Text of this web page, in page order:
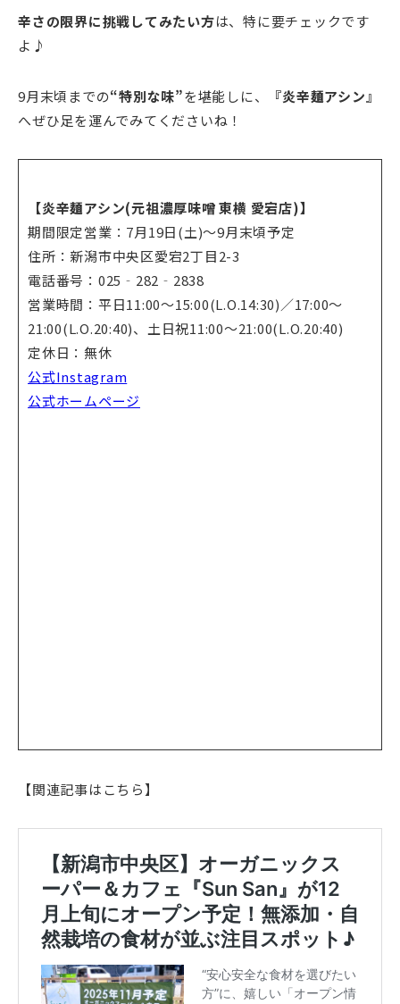
辛さの限界に挑戦してみたい方は、特に要チェックです
よ♪
9月末頃までの“特別な味”を堪能しに、
『炎辛麺アシン』
へぜひ足を運んでみてくださいね！
【炎辛麺アシン(元祖濃厚味噌 東横 愛宕店)】
期間限定営業：7月19日(土)～9月末頃予定
住所：新潟市中央区愛宕2丁目2-3
電話番号：025‐282‐2838
営業時間：平日11:00～15:00(L.O.14:30)／17:00～
21:00(L.O.20:40)、土日祝11:00～21:00(L.O.20:40)
定休日：無休
公式Instagram
公式ホームページ
【関連記事はこちら】